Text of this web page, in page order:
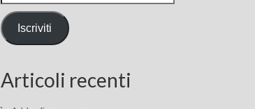
e-
mail
Iscriviti
Articoli recenti